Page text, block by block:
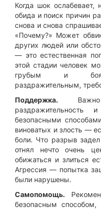
Когда шок ослабевает,
обида и поиск причин
снова и снова
«Почему?» Может
других людей или
— это естественная
этой стадии человек
грубым и
раздражительным,
Поддержка.
раздражительность
безопасными
виноватых и злость —
боли. Что разрыв
отнял нечто очень
обижаться и злиться
Агрессия — попытка
были нарушены.
Самопомощь.
безопасным